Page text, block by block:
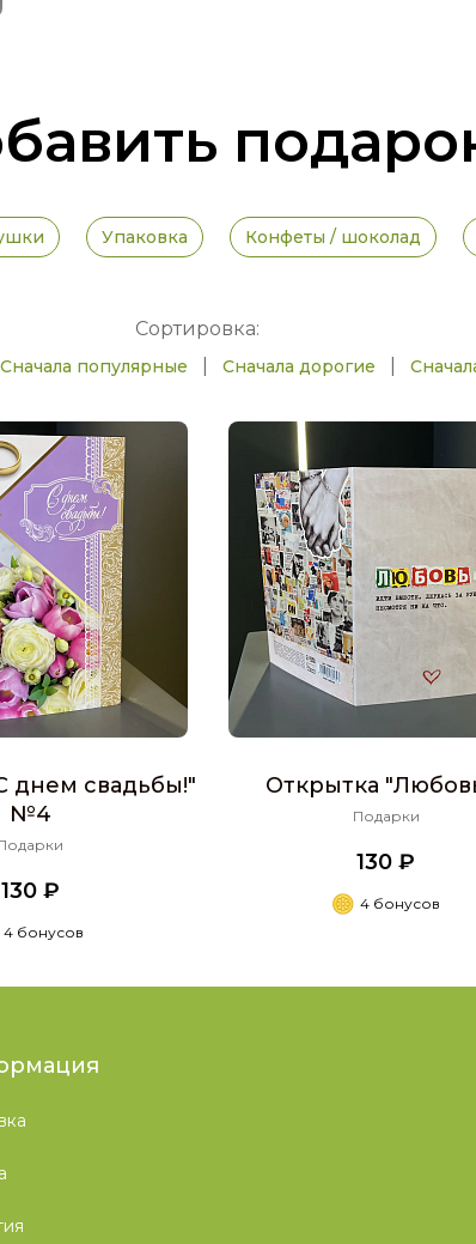
Упаковка Конфеты / шоколад
Сортировка:
Сначала популярные Сначала дорогие
днем свадьбы!"
№4
130 ₽
4 бонусов
Открытка
Подарки
130 ₽
4 бонусов